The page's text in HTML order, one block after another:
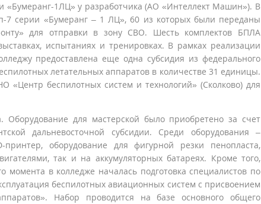
«Бумеранг-1ЛЦ» у разработчика (АО «Интеллект Машин»). В
серии «Бумеранг – 1 ЛЦ», 60 из которых были переданы
для отправки в зону СВО. Шесть комплектов БПЛА
испытаниях и тренировках. В рамках реализации
предоставлена еще одна субсидия из федерального
летательных аппаратов в количестве 31 единицы.
беспилотных систем и технологий» (Сколково) для
для мастерской было приобретено за счет
дальневосточной субсидии. Среди оборудования –
оборудование для фигурной резки пенопласта,
так и на аккумуляторных батареях. Кроме того,
момента в колледже началась подготовка специалистов по
беспилотных авиационных систем с присвоением
Набор проводится на базе основного общего